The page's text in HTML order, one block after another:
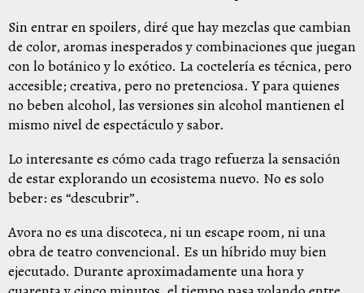
Sin entrar en spoilers, diré que hay mezclas que cambian
de color, aromas inesperados y combinaciones que juegan
con lo botánico y lo exótico. La coctelería es técnica, pero
accesible; creativa, pero no pretenciosa. Y para quienes
no beben alcohol, las versiones sin alcohol mantienen el
mismo nivel de espectáculo y sabor.
Lo interesante es cómo cada trago refuerza la sensación
de estar explorando un ecosistema nuevo. No es solo
beber: es “descubrir”.
Avora no es una discoteca, ni un escape room, ni una
obra de teatro convencional. Es un híbrido muy bien
ejecutado. Durante aproximadamente una hora y